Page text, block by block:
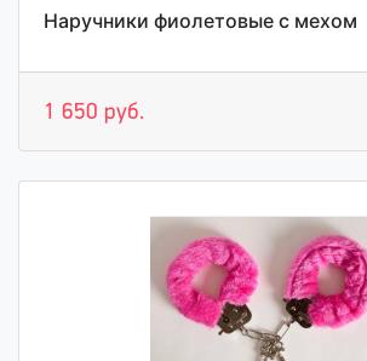
Наручники фиолетовые с мехом
1 650 руб.